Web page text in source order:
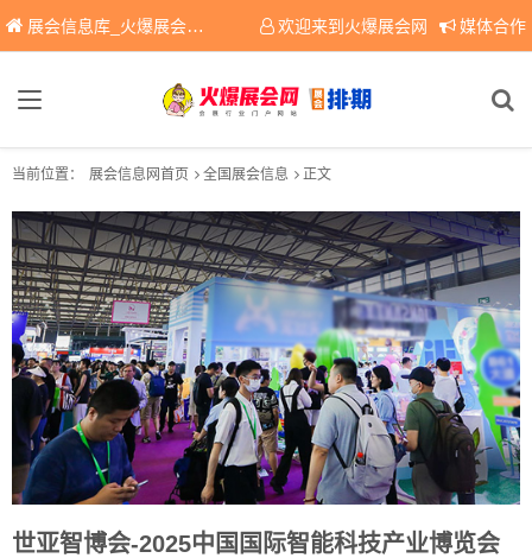
展会信息库_火爆展会网免费展会信息查询平台，提供专业会展服务！ 欢迎来到火爆展会网 媒体合作
当前位置： 展会信息网首页 全国展会信息 正文
世亚智博会-2025中国国际智能科技产业博览会